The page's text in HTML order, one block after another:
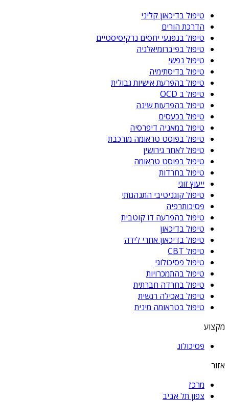
טיפול בדיכאון קליני
הדרכת הורים
טיפול בנפגעי יחסים נרקיסיסטיים
טיפול בפיברומיאלגיה
טיפול נפשי
טיפול בדיסתימיה
טיפול בהפרעת אישיות גבולית
טיפול ב OCD
טיפול בהפרעות שינה
טיפול בכעסים
טיפול במאניה דיפרסיה
טיפול בפוסט טראומה מורכבת
טיפול לאחר גירושין
טיפול בפוסט טראומה
טיפול בחרדות
ייעוץ זוגי
טיפול קוגניטיבי התנהגותי
פסיכותרפיה
טיפול בהפרעה דו קוטבית
טיפול בדיכאון
טיפול בדיכאון אחרי לידה
טיפול CBT
טיפול פסיכולוגי
טיפול בהתמכרויות
טיפול בחרדה חברתית
טיפול באכילה רגשית
טיפול בטראומה מינית
מקצוע
פסיכולוג
אזור
מרכז
צפון תל אביב